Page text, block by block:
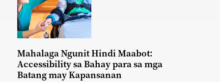
Mahalaga Ngunit Hindi Maabot:
Accessibility sa Bahay para sa mga
Batang may Kapansanan